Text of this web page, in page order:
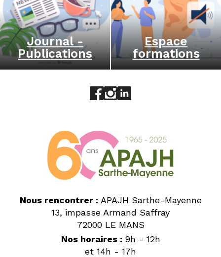
Journal -
Publications
Espace
formations
Aller sur le réseau social
Aller sur le réseau social
Aller sur le réseau
Nous rencontrer : APAJH Sarthe-Mayenne
13, impasse Armand Saffray
72000 LE MANS
Nos horaires : 9h - 12h
et 14h - 17h